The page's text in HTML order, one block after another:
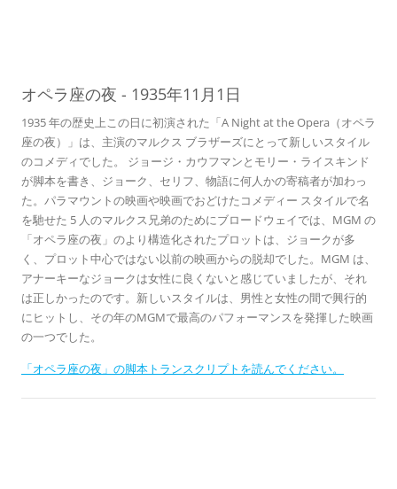
オペラ座の夜 - 1935年11月1日
1935 年の歴史上この日に初演された「A Night at the Opera（オペラ
座の夜）」は、主演のマルクス ブラザーズにとって新しいスタイル
のコメディでした。 ジョージ・カウフマンとモリー・ライスキンド
が脚本を書き、ジョーク、セリフ、物語に何人かの寄稿者が加わっ
た。パラマウントの映画や映画でおどけたコメディー スタイルで名
を馳せた 5 人のマルクス兄弟のためにブロードウェイでは、MGM の
「オペラ座の夜」のより構造化されたプロットは、ジョークが多
く、プロット中心ではない以前の映画からの脱却でした。MGM は、
アナーキーなジョークは女性に良くないと感じていましたが、それ
は正しかったのです。新しいスタイルは、男性と女性の間で興行的
にヒットし、その年のMGMで最高のパフォーマンスを発揮した映画
の一つでした。
「オペラ座の夜」の脚本トランスクリプトを読んでください。